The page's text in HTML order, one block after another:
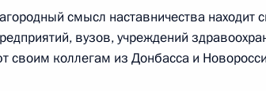
17:30
смысл наставничества находит
вузов, учреждений
своим коллегам из Донбасса и